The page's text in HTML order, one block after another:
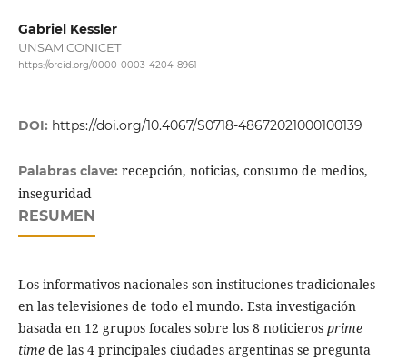
Gabriel Kessler
UNSAM CONICET
https://orcid.org/0000-0003-4204-8961
DOI: https://doi.org/10.4067/S0718-48672021000100139
Palabras clave: recepción, noticias, consumo de medios,
inseguridad
RESUMEN
Los informativos nacionales son instituciones tradicionales
en las televisiones de todo el mundo. Esta investigación
basada en 12 grupos focales sobre los 8 noticieros prime
timede las 4 principales ciudades argentinas se pregunta